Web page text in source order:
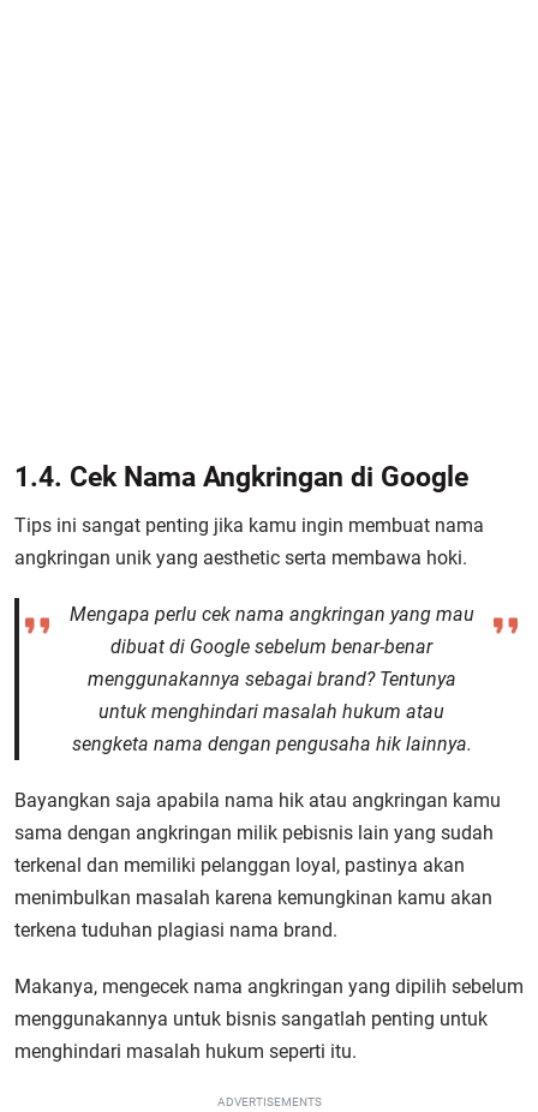
1.4. Cek Nama Angkringan di Google
Tips ini sangat penting jika kamu ingin membuat nama
angkringan unik yang aesthetic serta membawa hoki.
Mengapa perlu cek nama angkringan yang mau
dibuat di Google sebelum benar-benar
menggunakannya sebagai brand? Tentunya
untuk menghindari masalah hukum atau
sengketa nama dengan pengusaha hik lainnya.
Bayangkan saja apabila nama hik atau angkringan kamu
sama dengan angkringan milik pebisnis lain yang sudah
terkenal dan memiliki pelanggan loyal, pastinya akan
menimbulkan masalah karena kemungkinan kamu akan
terkena tuduhan plagiasi nama brand.
Makanya, mengecek nama angkringan yang dipilih sebelum
menggunakannya untuk bisnis sangatlah penting untuk
menghindari masalah hukum seperti itu.
ADVERTISEMENTS